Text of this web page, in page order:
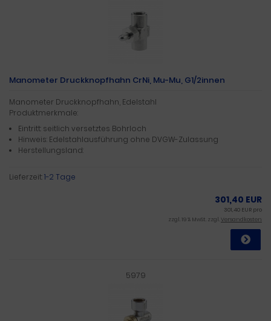
Manometer Druckknopfhahn CrNi, Mu-Mu, G1/2innen
Manometer Druckknopfhahn, Edelstahl
Produktmerkmale:
Eintritt: seitlich versetztes Bohrloch
Hinweis: Edelstahlausführung ohne DVGW-Zulassung
Herstellungsland:
Lieferzeit:1-2 Tage
301,40 EUR
301,40 EUR pro
zzgl. 19 % MwSt. zzgl.Versandkosten
5979